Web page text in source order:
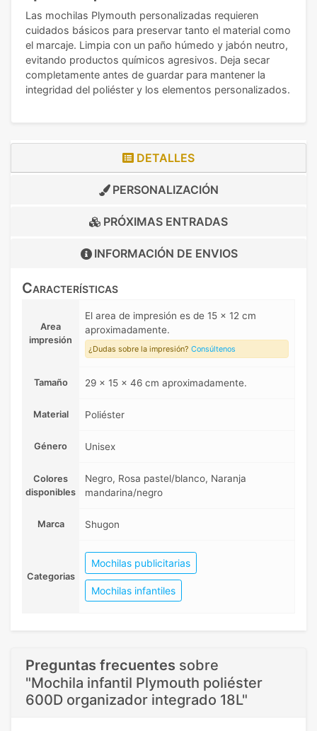
Las mochilas Plymouth personalizadas requieren
cuidados básicos para preservar tanto el material como
el marcaje. Limpia con un paño húmedo y jabón neutro,
evitando productos químicos agresivos. Deja secar
completamente antes de guardar para mantener la
integridad del poliéster y los elementos personalizados.
DETALLES
PERSONALIZACIÓN
PRÓXIMAS ENTRADAS
INFORMACIÓN DE ENVIOS
Características
Area
impresión
El area de impresión es de 15 x 12 cm
aproximadamente.
¿Dudas sobre la impresión? Consúltenos
Tamaño 29 x 15 x 46 cm aproximadamente.
Material Poliéster
Género Unisex
Colores
disponibles
Negro, Rosa pastel/blanco, Naranja
mandarina/negro
Marca Shugon
Categorias
Mochilas publicitarias
Mochilas infantiles
Preguntas frecuentes sobre
"Mochila infantil Plymouth poliéster
600D organizador integrado 18L"